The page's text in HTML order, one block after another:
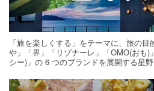
「旅を楽しくする」をテーマに、旅の
や」「界」「リゾナーレ」「OMO(おも)
シー)」の 6 つのブランドを展開する星